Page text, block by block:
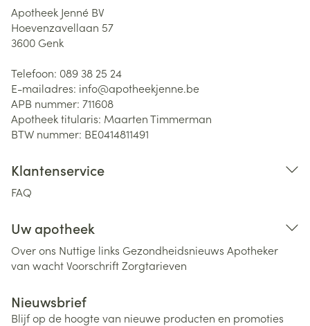
Apotheek Jenné BV
Hoevenzavellaan 57
3600 Genk
Telefoon: 089 38 25 24
E-mailadres: info@apotheekjenne.be
APB nummer: 711608
Apotheek titularis: Maarten Timmerman
BTW nummer: BE0414811491
Klantenservice
FAQ
Uw apotheek
Over ons Nuttige links Gezondheidsnieuws Apotheker
van wachtVoorschriftZorgtarieven
Nieuwsbrief
Blijf op de hoogte van nieuwe producten en promoties